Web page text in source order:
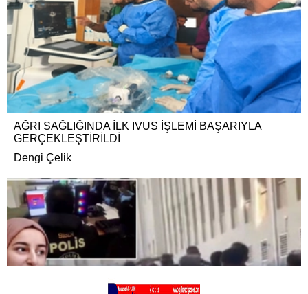
AĞRI SAĞLIĞINDA İLK IVUS İŞLEMİ BAŞARIYLA
GERÇEKLEŞTİRİLDİ
Dengi Çelik